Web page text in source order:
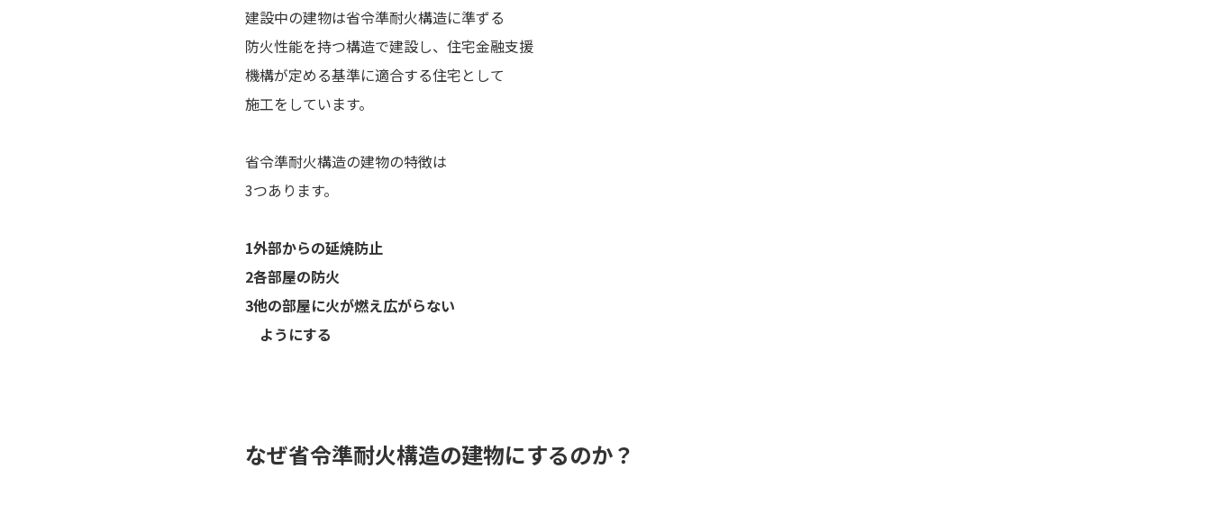
建設中の建物は省令準耐火構造に準ずる
防火性能を持つ構造で建設し、住宅金融支援
機構が定める基準に適合する住宅として
施工をしています。
省令準耐火構造の建物の特徴は
3つあります。
1外部からの延焼防止
2各部屋の防火
3他の部屋に火が燃え広がらない
ようにする
なぜ省令準耐火構造の建物にするのか？